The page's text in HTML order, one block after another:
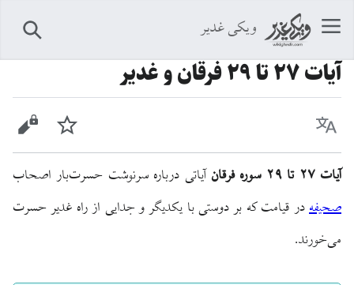
ویکی غدیر
آيات ۲۷ تا ۲۹ فرقان و غدیر
زبان پیگیری
آیات ۲۷ تا ۲۹ سوره فرقان
آیاتی درباره سرنوشت حسرت‌بار اصحاب
صحیفهدر قیامت که بر دوستی با یکدیگر و جدایی از راه غدیر حسرت
می‌خورند.